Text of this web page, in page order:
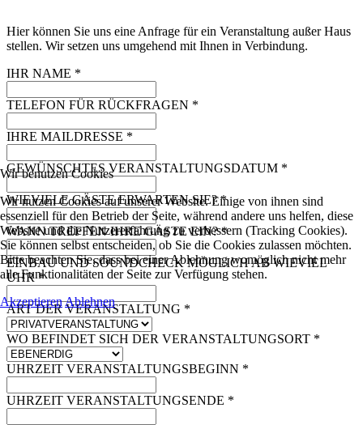
Hier können Sie uns eine Anfrage für ein Veranstaltung außer Haus
stellen. Wir setzen uns umgehend mit Ihnen in Verbindung.
IHR NAME *
TELEFON FÜR RÜCKFRAGEN *
IHRE MAILDRESSE *
GEWÜNSCHTES VERANSTALTUNGSDATUM *
WIEVIELE GÄSTE ERWARTEN SIE?*
WANN TREFFEN IHRE GÄSTE EIN?*
EINBAU UND SOUNDCHECK MÖGLICH AB WIEVIEL
UHR*
ART DER VERANSTALTUNG *
WO BEFINDET SICH DER VERANSTALTUNGSORT *
UHRZEIT VERANSTALTUNGSBEGINN *
UHRZEIT VERANSTALTUNGSENDE *
Wir benutzen Cookies
Wir nutzen Cookies auf unserer Website. Einige von ihnen sind
essenziell für den Betrieb der Seite, während andere uns helfen, diese
Website und die Nutzererfahrung zu verbessern (Tracking Cookies).
Sie können selbst entscheiden, ob Sie die Cookies zulassen möchten.
Bitte beachten Sie, dass bei einer Ablehnung womöglich nicht mehr
alle Funktionalitäten der Seite zur Verfügung stehen.
AkzeptierenAblehnen